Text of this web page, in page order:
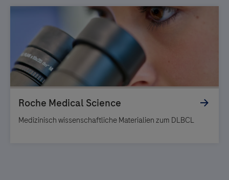
Medizinisch wissenschaftliche Materialien zum DLBCL